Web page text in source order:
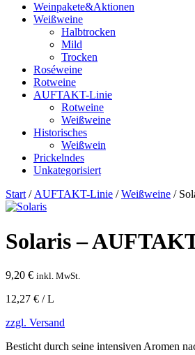
Weinpakete&Aktionen
Weißweine
Halbtrocken
Mild
Trocken
Roséweine
Rotweine
AUFTAKT-Linie
Rotweine
Weißweine
Historisches
Weißwein
Prickelndes
Unkategorisiert
Start/AUFTAKT-Linie /Weißweine /
Solaris –
9,20 € inkl. MwSt.
12,27 € / L
zzgl. Versand
Besticht durch seine intensiven Aromen